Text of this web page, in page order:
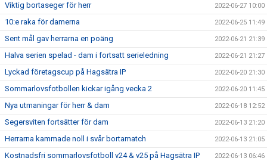
Viktig bortaseger för herr 2022-06-27 10:00
10:e raka för damerna 2022-06-25 11:49
Sent mål gav herrarna en poäng 2022-06-21 21:39
Halva serien spelad - dam i fortsatt serieledning 2022-06-21 21:27
Lyckad företagscup på Hagsätra IP 2022-06-20 21:30
Sommarlovsfotbollen kickar igång vecka 2 2022-06-20 11:45
Nya utmaningar för herr & dam 2022-06-18 12:52
Segersviten fortsätter för dam 2022-06-13 21:20
Herrarna kammade noll i svår bortamatch 2022-06-13 21:05
Kostnadsfri sommarlovsfotboll v24 & v25 på Hagsätra IP 2022-06-13 06:46